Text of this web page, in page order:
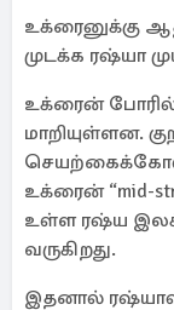
உக்ரைனுக்கு
முடக்க ரஷ்யா
உக்ரைன்
மாறியுள்ளன.
உக்ரைன் “mid-
உள்ள ரஷ்ய
வருகிறது.
இதனால்